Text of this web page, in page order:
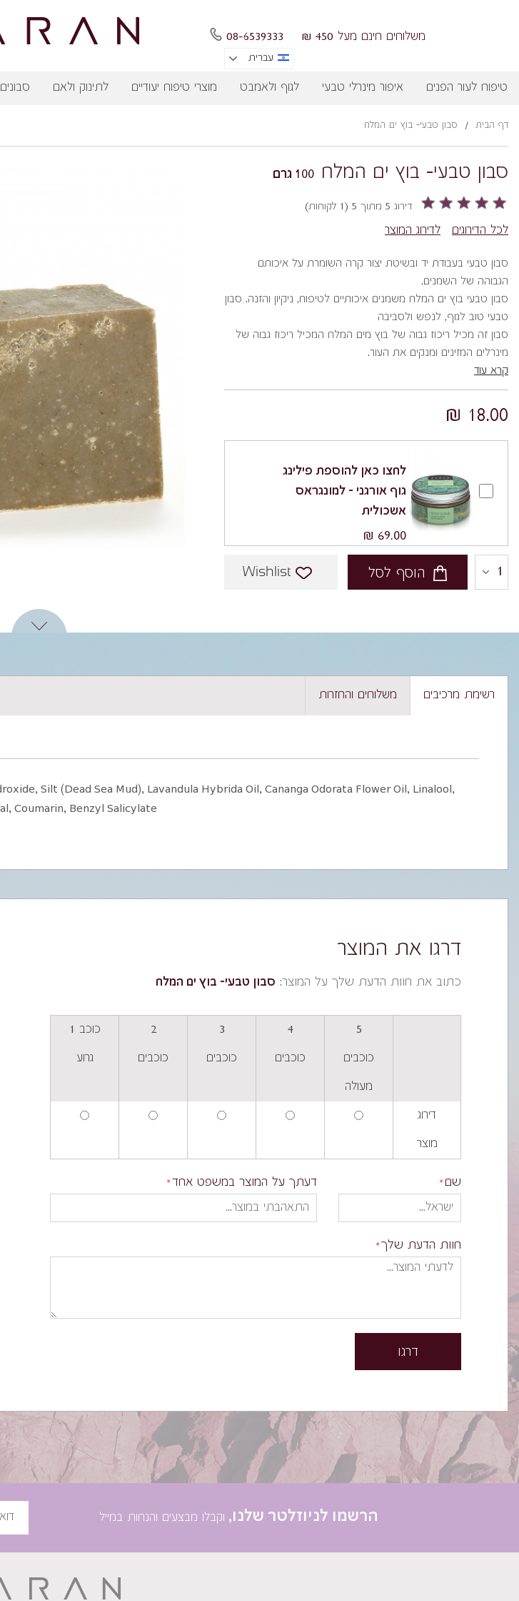
08-6539333 משלוחים חינם מעל 450 ₪
עברית
טיפוח לעור הפנים איפור מינרלי טבעי לגוף ולאמבט מוצרי טיפוח יעודיים לתינוק ולאם
דף הבית / סבון טבעי- בוץ ים המלח
סבון טבעי- בוץ ים המלח 100 גרם
דירוג 5 מתוך 5 (1 לקוחות)
לכל הדירוגים לדירוג המוצר
סבון טבעי בעבודת יד ובשיטת יצור קרה השומרת על איכותם
הגבוהה של השמנים.
סבון טבעי בוץ ים המלח משמנים איכותיים לטיפוח, ניקיון והזנה. סבון
טבעי טוב לגוף, לנפש ולסביבה
סבון זה מכיל ריכוז גבוה של בוץ מים המלח המכיל ריכוז גבוה של
מינרלים המזינים ומנקים את העור.
מתאים לכל סוגי העור ובמיוחד לעור שומני ומעורב. ניתן להשתמש גם
לעור הפנים, אך להמנע ממגע בעיניים.
קרא עוד
18.00 ₪
לחצו כאן להוספת פילינג
גוף אורגני – למונגראס
אשכולית
69.00 ₪
הוסף לסל Wishlist
רשימת מרכיבים משלוחים והחזרות
Silt (Dead Sea Mud), Lavandula Hybrida Oil, Cananga Odorata Flower Oil, Linalool,
Coumarin, Benzyl Salicylate .
דרגו את המוצר
כתוב את חוות הדעת שלך על המוצר: סבון טבעי- בוץ ים המלח
5
כוכבים
מעולה
4
כוכבים
3
כוכבים
2
כוכבים
כוכב 1
גרוע
דירוג
מוצר
שם דעתך על המוצר במשפט אחד
חוות הדעת שלך
דרגו
הרשמו לניוזלטר שלנו, וקבלו מבצעים והנחות במייל